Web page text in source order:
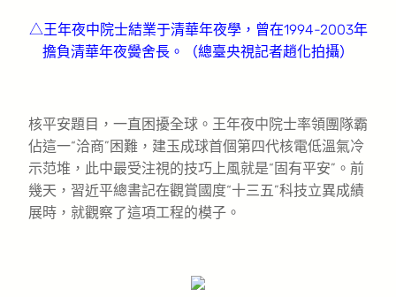
△王年夜中院士結業于清華年夜學，曾在1994-2003年
擔負清華年夜黌舍長。（總臺央視記者趙化拍攝）
核平安題目，一直困擾全球。王年夜中院士率領團隊霸
佔這一“洽商”困難，建玉成球首個第四代核電低溫氣冷
示范堆，此中最受注視的技巧上風就是“固有平安”。前
幾天，習近平總書記在觀賞國度“十三五”科技立異成績
展時，就觀察了這項工程的模子。